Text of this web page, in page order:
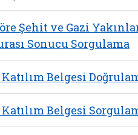
Şehit ve Gazi
Sonucu Sorgulama
Belgesi
Belgesi